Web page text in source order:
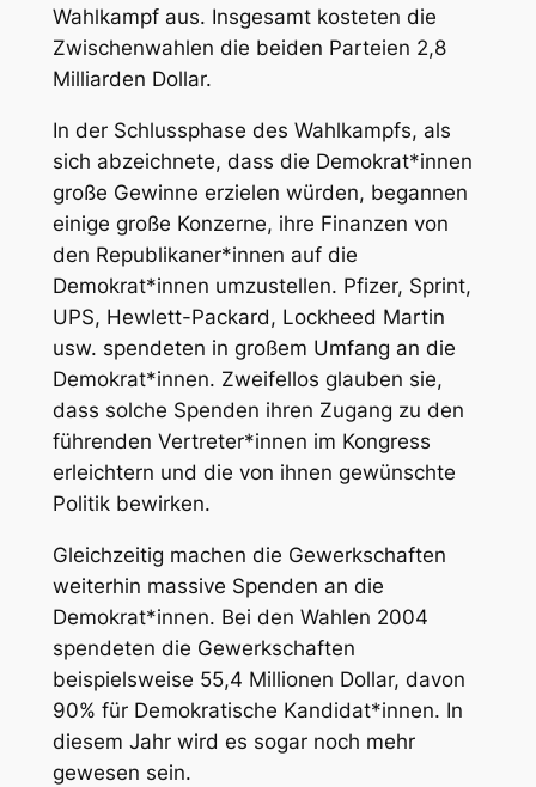
Wahlkampf aus. Insgesamt kosteten die
Zwischenwahlen die beiden Parteien 2,8
Milliarden Dollar.
In der Schlussphase des Wahlkampfs, als
sich abzeichnete, dass die Demokrat*innen
große Gewinne erzielen würden, begannen
einige große Konzerne, ihre Finanzen von
den Republikaner*innen auf die
Demokrat*innen umzustellen. Pfizer, Sprint,
UPS, Hewlett-Packard, Lockheed Martin
usw. spendeten in großem Umfang an die
Demokrat*innen. Zweifellos glauben sie,
dass solche Spenden ihren Zugang zu den
führenden Vertreter*innen im Kongress
erleichtern und die von ihnen gewünschte
Politik bewirken.
Gleichzeitig machen die Gewerkschaften
weiterhin massive Spenden an die
Demokrat*innen. Bei den Wahlen 2004
spendeten die Gewerkschaften
beispielsweise 55,4 Millionen Dollar, davon
90% für Demokratische Kandidat*innen. In
diesem Jahr wird es sogar noch mehr
gewesen sein.